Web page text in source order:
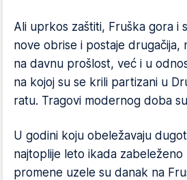
Ali uprkos zaštiti, Fruška gora i
nove obrise i postaje drugačija,
na davnu prošlost, već i u
na kojoj su se krili partizani u
ratu. Tragovi modernog doba
U godini koju obeležavaju
najtoplije leto ikada zabeleženo
promene uzele su danak na